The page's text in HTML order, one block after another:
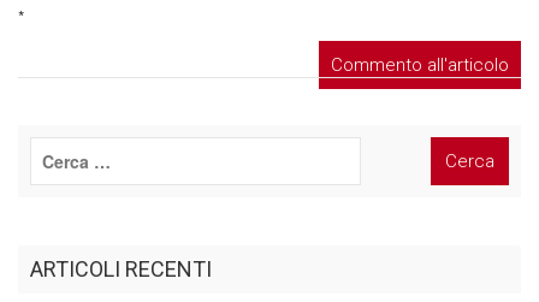
*
ARTICOLI RECENTI